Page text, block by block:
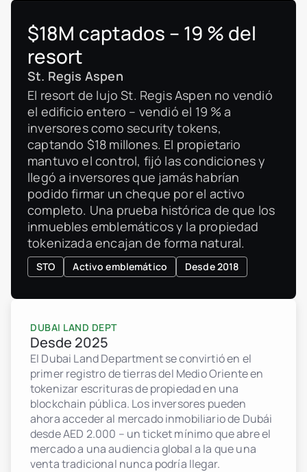
$18M captados – 19 % del
resort
St. Regis Aspen
El resort de lujo St. Regis Aspen no vendió
el edificio entero – vendió el 19 % a
inversores como security tokens,
captando $18 millones. El propietario
mantuvo el control, fijó las condiciones y
llegó a inversores que jamás habrían
podido firmar un cheque por el activo
completo. Una prueba histórica de que los
inmuebles emblemáticos y la propiedad
tokenizada encajan de forma natural.
STO Activo emblemático Desde 2018
DUBAI LAND DEPT
Desde 2025
El Dubai Land Department se convirtió en el
primer registro de tierras del Medio Oriente en
tokenizar escrituras de propiedad en una
blockchain pública. Los inversores pueden
ahora acceder al mercado inmobiliario de Dubái
desde AED 2.000 – un ticket mínimo que abre el
mercado a una audiencia global a la que una
venta tradicional nunca podría llegar.